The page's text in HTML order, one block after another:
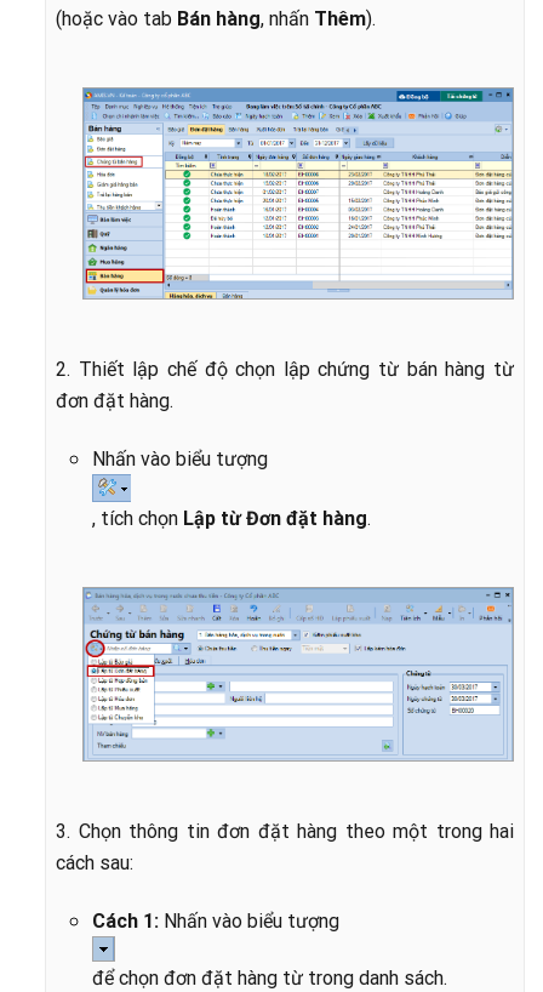
(hoặc vào tab Bán hàng, nhấn Thêm).
2. Thiết lập chế độ chọn lập chứng từ bán hàng từ
đơn đặt hàng.
Nhấn vào biểu tượng
, tích chọn Lập từ Đơn đặt hàng.
3. Chọn thông tin đơn đặt hàng theo một trong hai
cách sau:
Cách 1: Nhấn vào biểu tượng
để chọn đơn đặt hàng từ trong danh sách.